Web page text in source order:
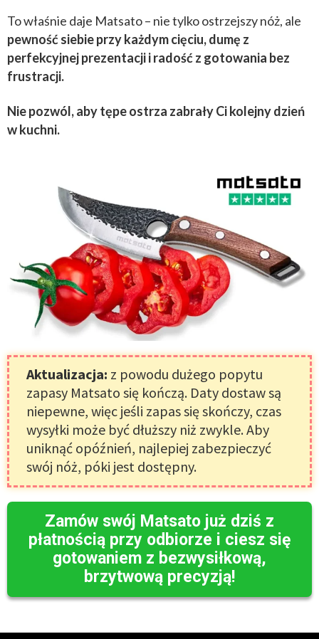
To właśnie daje Matsato – nie tylko ostrzejszy nóż, ale
pewność siebie przy każdym cięciu, dumę z
perfekcyjnej prezentacji i radość z gotowania bez
frustracji.
Nie pozwól, aby tępe ostrza zabrały Ci kolejny dzień
w kuchni.
Aktualizacja: z powodu dużego popytu
zapasy Matsato się kończą. Daty dostaw są
niepewne, więc jeśli zapas się skończy, czas
wysyłki może być dłuższy niż zwykle. Aby
uniknąć opóźnień, najlepiej zabezpieczyć
swój nóż, póki jest dostępny.
Zamów swój Matsato już dziś z
płatnością przy odbiorze i ciesz się
gotowaniem z bezwysiłkową,
brzytwową precyzją!